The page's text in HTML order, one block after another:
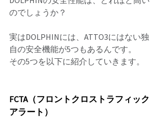
のでしょうか？
実はDOLPHINには、ATTO3にはない独
自の安全機能が5つもあるんです。
その5つを以下に紹介していきます。
FCTA（フロントクロストラフィック
アラート）